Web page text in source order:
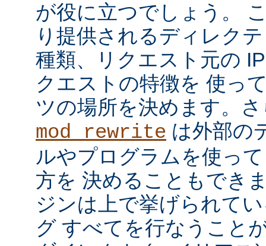
が役に立つでしょう。
り提供されるディレク
種類、リクエスト元の
クエストの特徴を 使っ
ツの場所を決めます。
mod_rewrite は外部の
ルやプログラムを使っ
方を 決めることもでき
ジンは上で挙げられて
グ すべてを行なうこと